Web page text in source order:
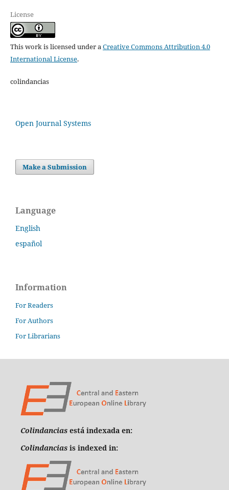
License
This work is licensed under aCreative Commons Attribution 4.0
International License.
colindancias
Open Journal Systems
Make a Submission
Language
English
español
Information
For Readers
For Authors
For Librarians
Colindancias está indexada en:
Colindancias is indexed in: